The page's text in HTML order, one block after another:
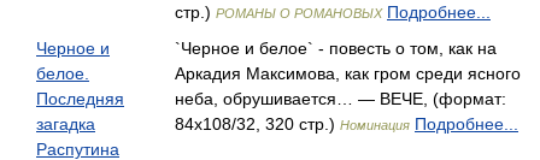
стр.) РОМАНЫ О РОМАНОВЫХ Подробнее...
Черное и
белое.
Последняя
загадка
Распутина
`Черное и белое` - повесть о том, как на
Аркадия Максимова, как гром среди ясного
неба, обрушивается… — ВЕЧЕ, (формат:
84x108/32, 320 стр.) Номинация Подробнее...